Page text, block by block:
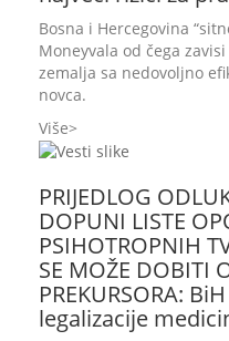
Bosna i Hercegovina
Moneyvala od čega
zemalja sa nedovoljno
novca.
Više
PRIJEDLOG
DOPUNI LISTE
PSIHOTROPNIH
SE MOŽE DOBITI
PREKURSORA:
legalizacije